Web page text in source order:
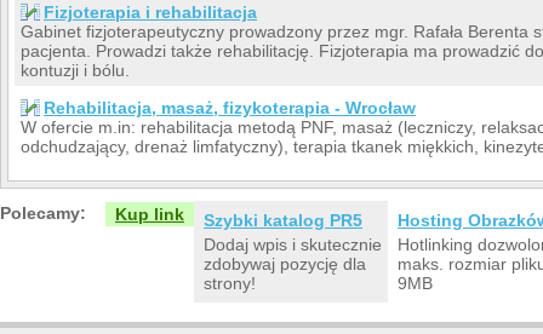
Fizjoterapia i rehabilitacja
Gabinet fizjoterapeutyczny prowadzony przez mgr. Rafała Berenta
pacjenta. Prowadzi także rehabilitację. Fizjoterapia ma prowadzić
kontuzji i bólu.
Rehabilitacja, masaż, fizykoterapia - Wrocław
W ofercie m.in: rehabilitacja metodą PNF, masaż (leczniczy,
odchudzający, drenaż limfatyczny), terapia tkanek miękkich,
Polecamy: Kup link
Szybki katalog PR5
Dodaj wpis i skutecznie
zdobywaj pozycję dla
strony!
Hosting
Hotlinking
maks. rozmiar
9MB